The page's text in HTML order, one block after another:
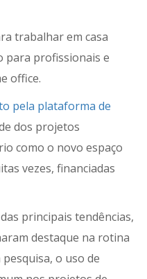
trabalhar em casa
para profissionais e
office.
pela plataforma de
dos projetos
como o novo espaço
vezes, financiadas
principais tendências,
destaque na rotina
o uso de